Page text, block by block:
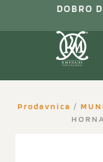
DOBRO
Prodavnica /